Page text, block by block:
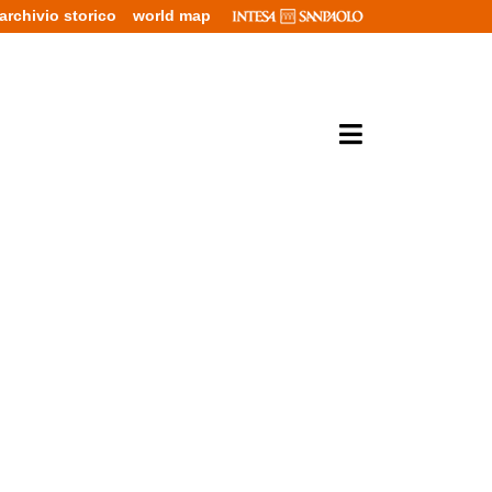
archivio storico world map